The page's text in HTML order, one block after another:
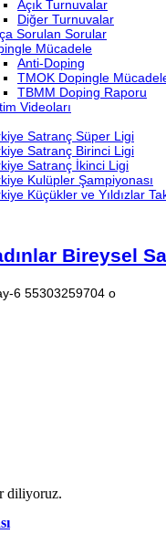
Açık Turnuvalar
Diğer Turnuvalar
Sorulan Sorular
Mücadele
Anti-Doping
TMOK Dopingle
TBMM Doping Raporu
Videoları
Satranç Süper Ligi
Satranç Birinci Ligi
Satranç İkinci Ligi
Kulüpler Şampiyonası
Küçükler ve Yıldızlar
Bireysel
diliyoruz.